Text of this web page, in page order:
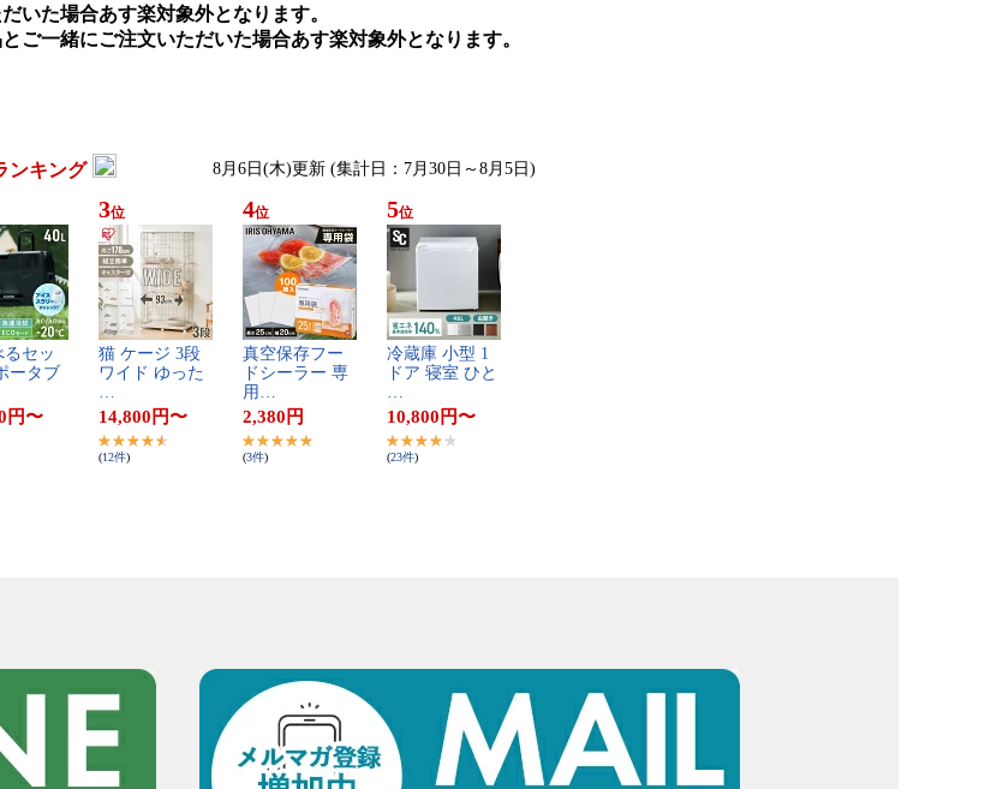
いた場合あす楽対象外となります。
ご一緒にご注文いただいた場合あす楽対象外となります。
ンキング 8月6日(木)更新 (集計日：7月30日～8月5日)
る​セ​ッ​
ー​タ​ブ​
円〜
3位
猫​ ​ケ​ー​ジ​ ​3​段​ ​
ワ​イ​ド​ ​ゆ​っ​た​
…
14,800 円〜
(12件)
4位
真​空​保​存​フ​ー​
ド​シ​ー​ラ​ー​ ​専​
用​…
2,380 円
(3件)
5位
冷​蔵​庫​ ​小​型​ ​1​
ド​ア​ ​寝​室​ ​ひ​と​
…
10,800 円〜
(23件)